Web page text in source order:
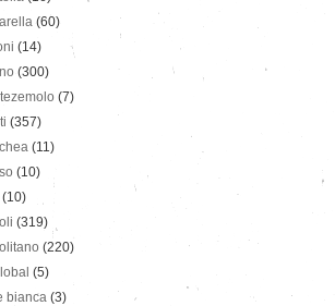
(60)
(14)
(300)
(7)
(357)
(11)
(10)
(10)
(319)
(220)
(5)
bianca (3)